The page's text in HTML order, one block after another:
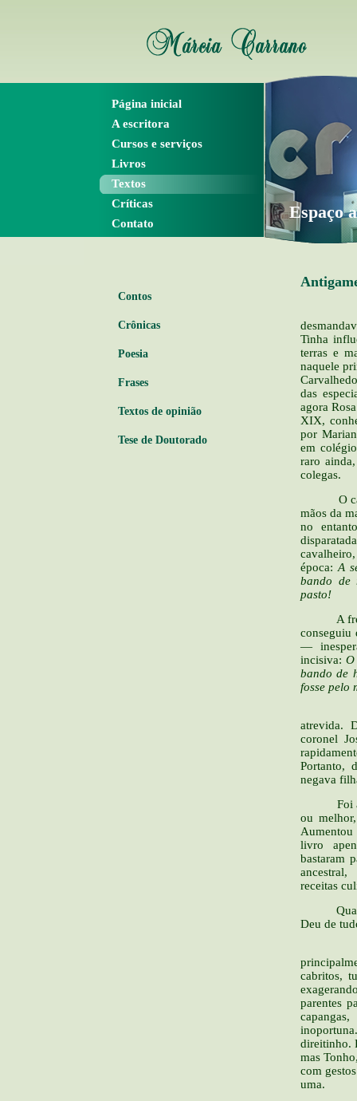
Página inicial
A escritora
Cursos e serviços
Livros
Textos
Críticas
Contato
Espaço
Contos
Crônicas
Poesia
Frases
Textos de opinião
Tese de Doutorado
Tinha
terras e
naquele
das
agora
XIX,
por
em
raro
colegas.
O
mãos da
no
época:A
bando de
pasto!
A freira
conseguiu
—
incisiva: O
bando de
fosse pelo
atrevida.
coronel
Portanto,
negava
Foi
ou
Aumentou
livro
bastaram
receitas
Quanto
Deu de
cabritos,
parentes
direitinho.
mas
com
uma.